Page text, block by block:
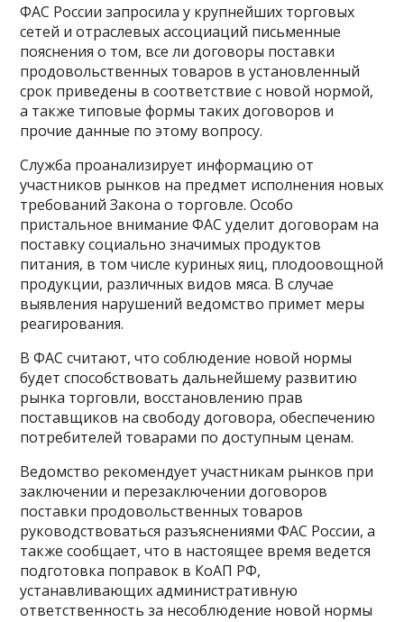
ФАС России запросила у крупнейших торговых
сетей и отраслевых ассоциаций письменные
пояснения о том, все ли договоры поставки
продовольственных товаров в установленный
срок приведены в соответствие с новой нормой,
а также типовые формы таких договоров и
прочие данные по этому вопросу.
Служба проанализирует информацию от
участников рынков на предмет исполнения новых
требований Закона о торговле. Особо
пристальное внимание ФАС уделит договорам на
поставку социально значимых продуктов
питания, в том числе куриных яиц, плодоовощной
продукции, различных видов мяса. В случае
выявления нарушений ведомство примет меры
реагирования.
В ФАС считают, что соблюдение новой нормы
будет способствовать дальнейшему развитию
рынка торговли, восстановлению прав
поставщиков на свободу договора, обеспечению
потребителей товарами по доступным ценам.
Ведомство рекомендует участникам рынков при
заключении и перезаключении договоров
поставки продовольственных товаров
руководствоваться разъяснениями ФАС России, а
также сообщает, что в настоящее время ведется
подготовка поправок в КоАП РФ,
устанавливающих административную
ответственность за несоблюдение новой нормы